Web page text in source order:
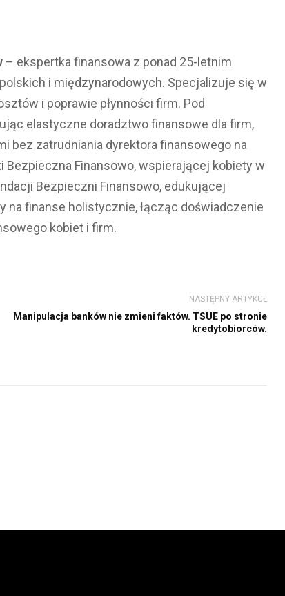
– ekspertka finansowa z ponad 25-letnim
i międzynarodowych. Specjalizuje się w
i poprawie płynności firm. Pod
elastyczne doradztwo finansowe dla firm,
bez zatrudniania dyrektora finansowego na
Bezpieczna Finansowo, wspierającej kobiety w
Bezpieczni Finansowo, edukującej
na finanse holistycznie, łącząc doświadczenie
kobiet i firm.
NASTĘPNY ARTYKUŁ
Manipulacja banków nie zmieni faktów. TSUE po stronie
kredytobiorców.